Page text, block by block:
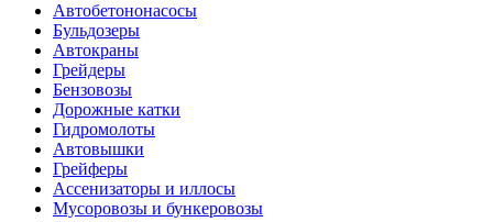
Автобетононасосы
Бульдозеры
Автокраны
Грейдеры
Бензовозы
Дорожные катки
Гидромолоты
Автовышки
Грейферы
Ассенизаторы и иллосы
Мусоровозы и бункеровозы